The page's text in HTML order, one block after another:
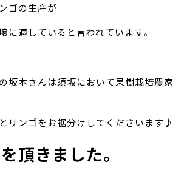
ゴの生産が
に適していると言われています。
坂本さんは須坂において果樹栽培農家
リンゴをお裾分けしてくださいます♪
頂きました。